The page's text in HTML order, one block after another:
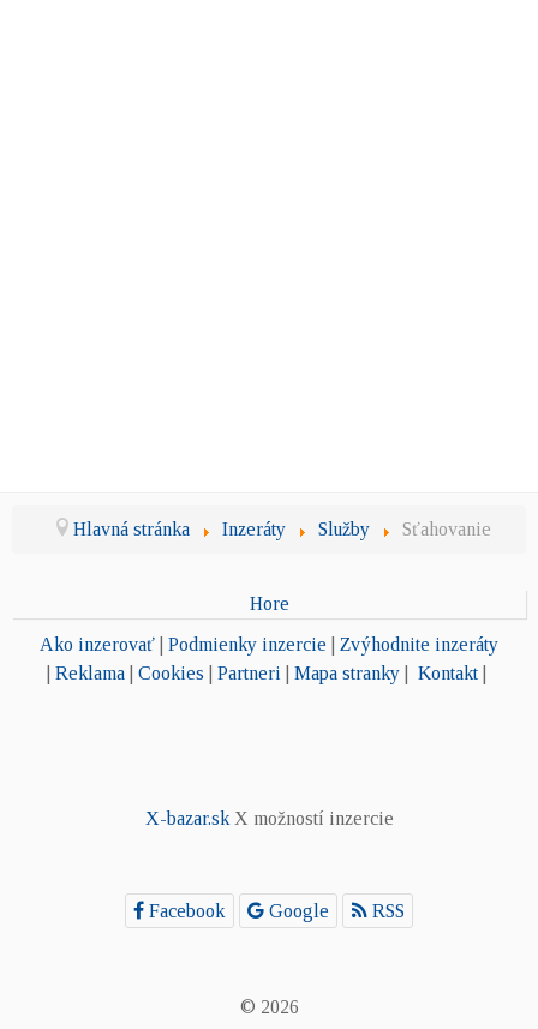
Hlavná stránka Inzeráty Služby Sťahovanie
Hore
Ako inzerovať
Podmienky inzercie
Zvýhodnite inzeráty
Reklama Cookies Partneri Mapa stranky Kontakt
X-bazar.skX možností inzercie
Facebook Google RSS
© 2026